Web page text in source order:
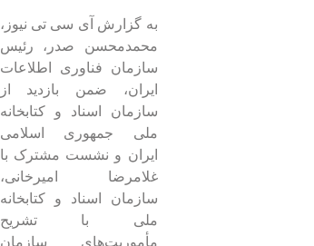
به گزارش آی سی تی نیوز،
محمدمحسن صدر، رئیس
سازمان فناوری اطلاعات
ایران، ضمن بازدید از
سازمان اسناد و کتابخانه
ملی جمهوری اسلامی
ایران و نشست مشترک با
غلامرضا امیرخانی،
سازمان اسناد و کتابخانه
ملی با تشریح
مأموریت‌های سازمان